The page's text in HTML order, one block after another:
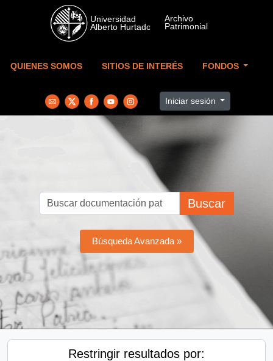
Skip to main content
QUIENES SOMOS SITIOS DE INTERÉS FONDOS
Iniciar sesión
Buscar
Búsqueda Avanzada »
Restringir resultados por: